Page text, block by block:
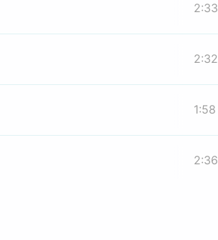
2:33
2:32
1:58
2:36